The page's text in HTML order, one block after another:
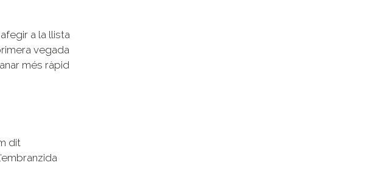
a la llista
vegada
més ràpid
dit